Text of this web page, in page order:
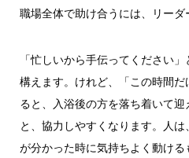
職場全体で助け合うには、リーダ
「忙しいから手伝ってください
構えます。けれど、「この時間だ
ると、入浴後の方を落ち着いて
と、協力しやすくなります。人
が分かった時に気持ちよく動ける